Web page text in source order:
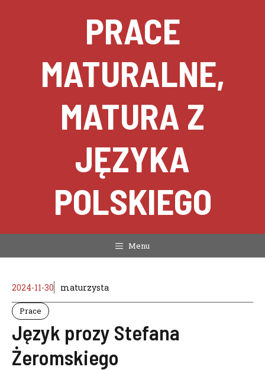
PRACE
MATURALNE,
MATURA Z
JĘZYKA
POLSKIEGO
Menu
2024-11-30 maturzysta
Prace
Język prozy Stefana
Żeromskiego